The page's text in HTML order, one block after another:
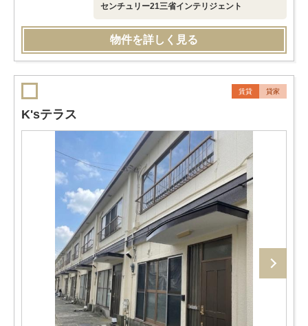
センチュリー21三省インテリジェント
物件を詳しく見る
賃貸 貸家
K'sテラス